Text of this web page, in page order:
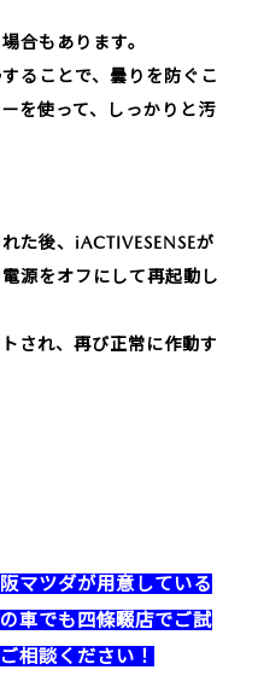
合もあります。
ることで、曇りを防ぐこ
を使って、しっかりと汚
た後、iACTIVESENSEが
源をオフにして再起動し
され、再び正常に作動す
マツダが用意している
車でも四條畷店でご試
相談ください！